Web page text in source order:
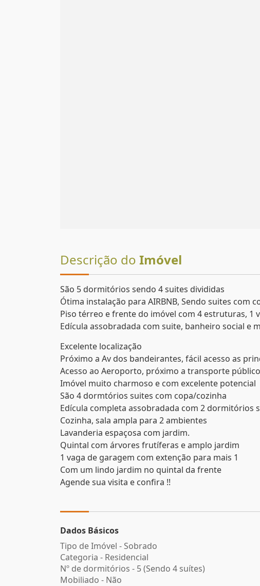
Descrição do Imóvel
São 5 dormitórios sendo 4 suites divididas
Ótima instalação para AIRBNB, Sendo suites com
Piso térreo e frente do imóvel com 4 estruturas, 1
Edícula assobradada com suite, banheiro social e
Excelente localização
Próximo a Av dos bandeirantes, fácil acesso as
Acesso ao Aeroporto, próximo a transporte
Imóvel muito charmoso e com excelente potencial
São 4 dormtórios suites com copa/cozinha
Edícula completa assobradada com 2 dormitórios
Cozinha, sala ampla para 2 ambientes
Lavanderia espaçosa com jardim.
Quintal com árvores frutíferas e amplo jardim
1 vaga de garagem com extenção para mais 1
Com um lindo jardim no quintal da frente
Agende sua visita e confira !!
Dados Básicos
Tipo de Imóvel - Sobrado
Categoria - Residencial
Nº de dormitórios - 5 (Sendo 4 suítes)
Mobiliado - Não